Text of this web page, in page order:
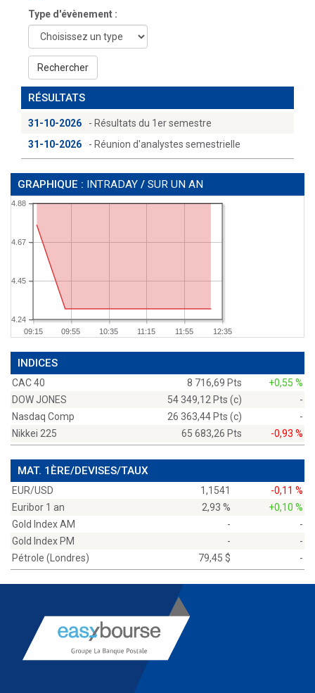
Type d'évènement :
Rechercher
RÉSULTATS
31-10-2026
- Résultats du 1er semestre
31-10-2026
- Réunion d'analystes semestrielle
GRAPHIQUE : INTRADAY / SUR UN AN
09:15 09:55 10:35 11:15 11:55 12:35
4.24
4.45
4.67
4.88
INDICES
CAC 40 8 716,69 Pts
+0,55 %
DOW JONES
54 349,12 Pts (c)
-
Nasdaq Comp
26 363,44 Pts (c)
-
Nikkei 225
65 683,26 Pts -0,93 %
MAT. 1ÈRE/DEVISES/TAUX
EUR/USD 1,1541
-0,11 %
Euribor 1 an
2,93 %
+0,10 %
Gold Index AM
-
-
Gold Index PM
-
-
Pétrole (Londres)
79,45 $ -